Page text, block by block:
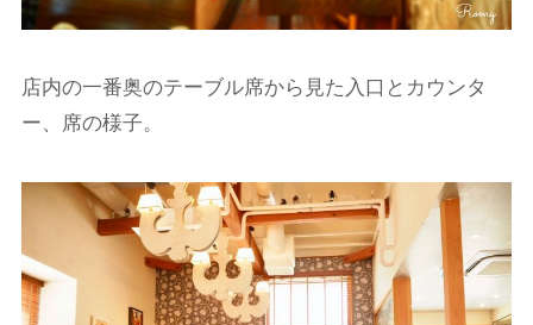
店内の一番奥のテーブル席から見た入口とカウンタ
ー、席の様子。